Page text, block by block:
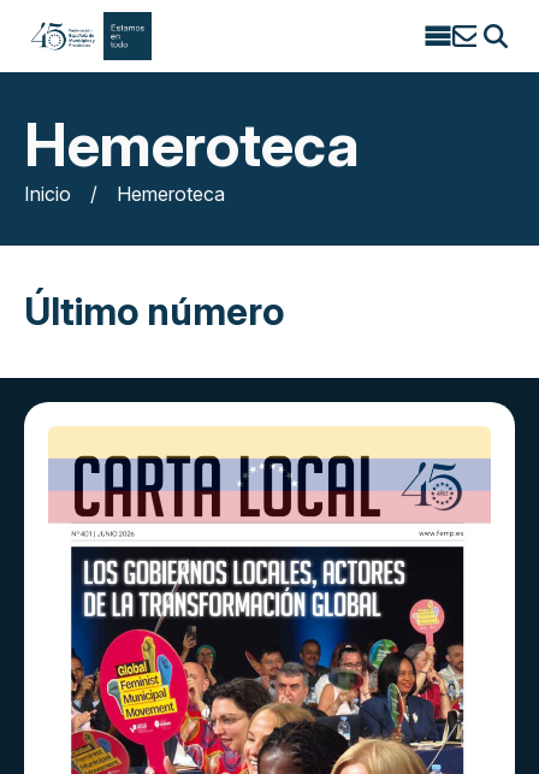
Search
Hemeroteca
Inicio / Hemeroteca
Último número